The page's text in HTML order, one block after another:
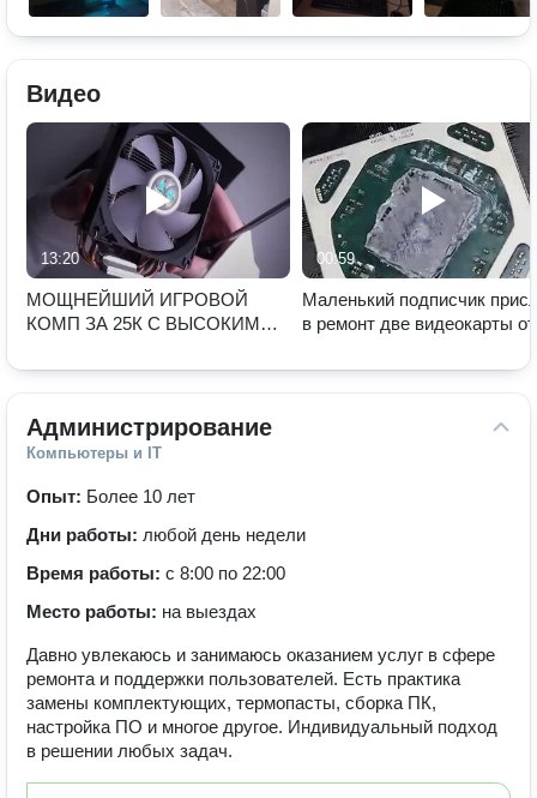
Видео
13:20
МОЩНЕЙШИЙ ИГРОВОЙ
КОМП ЗА 25К С ВЫСОКИМ
СБОРКА ПК ЗА 25000 РУБЛЕЙ
00:59
Маленький подписчик
в ремонт две видеокарты от
Администрирование
Компьютеры и IT
Опыт: Более 10 лет
Дни работы: любой день недели
Время работы: с 8:00 по 22:00
Место работы: на выездах
Давно увлекаюсь и занимаюсь оказанием услуг в сфере
ремонта и поддержки пользователей. Есть практика
замены комплектующих, термопасты, сборка ПК,
настройка ПО и многое другое. Индивидуальный подход
в решении любых задач.